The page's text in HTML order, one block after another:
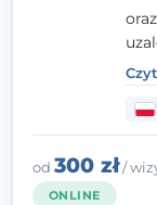
w
w
od 300 zł/
ONLINE